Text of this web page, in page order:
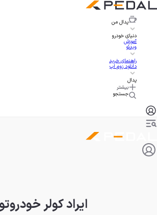
پدال من
دنیای خودرو
آموزش
ویدئو
راهنمای خرید
دانلود زوم اپ
پدال
بیشتر
جستجو
ایراد کولر